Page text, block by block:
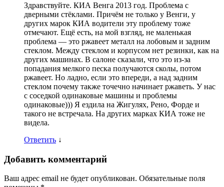
Здравствуйте. КИА Венга 2013 год. Проблема с
дверными стёклами. Причём не только у Венги, у
других марок КИА водители эту проблему тоже
отмечают. Ещё есть, на мой взгляд, не маленькая
проблема — это ржавеет металл на лобовым и задним
стеклом. Между стеклом и корпусом нет резинки, как на
других машинах. В салоне сказали, что это из-за
попадания мелкого песка получаются сколы, потом
ржавеет. Но ладно, если это впереди, а над задним
стеклом почему также точечно начинает ржаветь. У нас
с соседкой одинаковые машины и проблемы
одинаковые))) Я ездила на Жигулях, Рено, Форде и
такого не встречала. На других марках КИА тоже не
видела.
Ответить ↓
Добавить комментарий
Ваш адрес email не будет опубликован. Обязательные поля